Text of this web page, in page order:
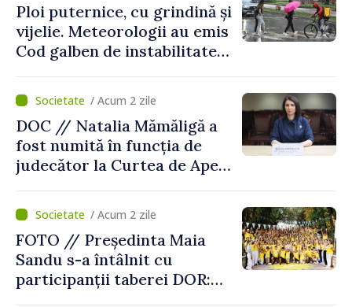
Ploi puternice, cu grindină și
vijelie. Meteorologii au emis
Cod galben de instabilitate
/ Acum 2 zile
DOC // Natalia Mămăligă a
fost numită în funcția de
judecător la Curtea de Apel
/ Acum 2 zile
FOTO // Președinta Maia
Sandu s-a întâlnit cu
participanții taberei DOR: